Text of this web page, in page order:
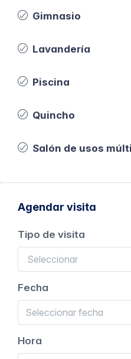
Gimnasio
Lavandería
Piscina
Quincho
Salón de usos
Agendar visita
Tipo de visita
Seleccionar
Fecha
Hora